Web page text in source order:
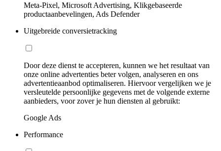
Meta-Pixel, Microsoft Advertising, Klikgebaseerde
productaanbevelingen, Ads Defender
Uitgebreide conversietracking
Door deze dienst te accepteren, kunnen we het resultaat van
onze online advertenties beter volgen, analyseren en ons
advertentieaanbod optimaliseren. Hiervoor vergelijken we je
versleutelde persoonlijke gegevens met de volgende externe
aanbieders, voor zover je hun diensten al gebruikt:
Google Ads
Performance